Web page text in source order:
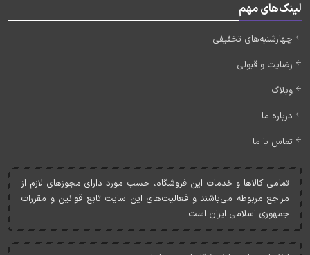
لینک‌های مهم
چهارشنبه‌های تخفیفی
رضایت و قبولی
وبلاگ
درباره ما
تماس با ما
تمامی کالاها و خدمات اين فروشگاه، حسب مورد دارای مجوزهای لازم از
مراجع مربوطه می‌باشند و فعاليت‌های اين سايت تابع قوانين و مقررات
جمهوری اسلامی ايران است.